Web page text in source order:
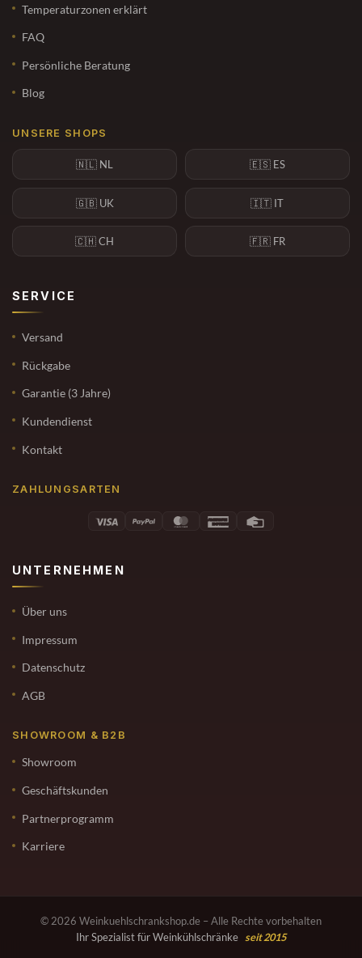
Temperaturzonen erklärt
FAQ
Persönliche Beratung
Blog
UNSERE SHOPS
🇳🇱 NL 🇪🇸 ES
🇬🇧 UK 🇮🇹 IT
🇨🇭 CH 🇫🇷 FR
SERVICE
Versand
Rückgabe
Garantie (3 Jahre)
Kundendienst
Kontakt
ZAHLUNGSARTEN
UNTERNEHMEN
Über uns
Impressum
Datenschutz
AGB
SHOWROOM & B2B
Showroom
Geschäftskunden
Partnerprogramm
Karriere
© 2026 Weinkuehlschrankshop.de – Alle Rechte vorbehalten
Ihr Spezialist für Weinkühlschränke seit 2015